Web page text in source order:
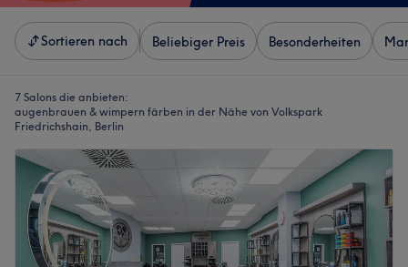
Sortieren nach Beliebiger Preis Besonderheiten
7 Salons die anbieten:
augenbrauen & wimpern färben in der Nähe von Volkspark
Friedrichshain, Berlin